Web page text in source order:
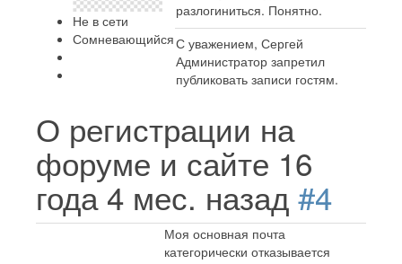
Не в сети
Сомневающийся
разлогиниться. Понятно.
С уважением, Сергей
Администратор запретил
публиковать записи гостям.
О регистрации на
форуме и сайте 16
года 4 мес. назад #4
Моя основная почта
категорически отказывается